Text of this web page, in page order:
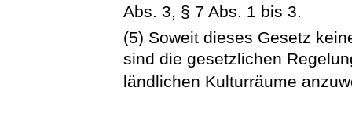
Abs. 3, § 7 Abs. 1 bis 3.
(5) Soweit dieses Gesetz
sind die gesetzlichen
ländlichen Kulturräume